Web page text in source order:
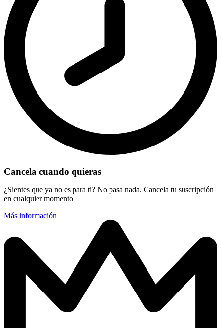
Cancela cuando quieras
¿Sientes que ya no es para ti? No pasa nada. Cancela tu suscripción
en cualquier momento.
Más información